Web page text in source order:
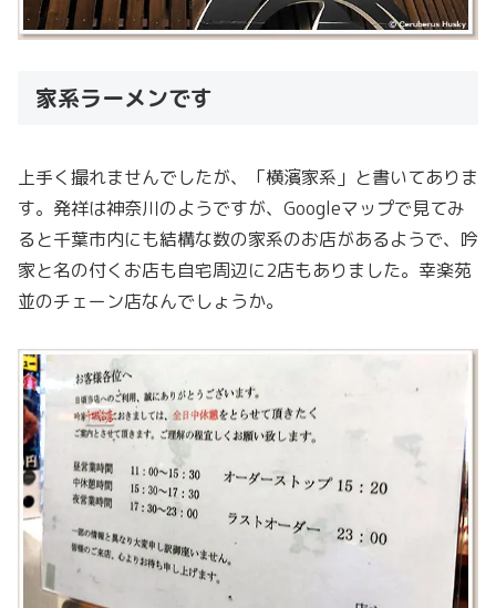
家系ラーメンです
上手く撮れませんでしたが、「横濱家系」と書いてありま
す。発祥は神奈川のようですが、Googleマップで見てみ
ると千葉市内にも結構な数の家系のお店があるようで、吟
家と名の付くお店も自宅周辺に2店もありました。幸楽苑
並のチェーン店なんでしょうか。